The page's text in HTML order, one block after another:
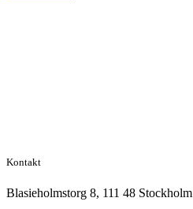
Kontakt
Blasieholmstorg 8, 111 48 Stockholm